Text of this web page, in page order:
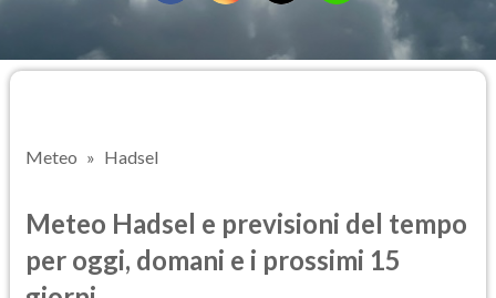
Meteo Hadsel
Meteo Hadsel e previsioni del tempo
per oggi, domani e i prossimi 15